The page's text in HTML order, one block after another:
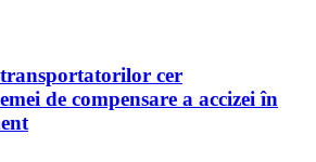
cer
de compensare a accizei în